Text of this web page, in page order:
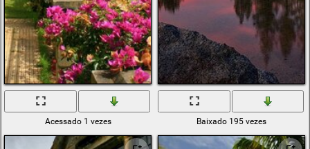
Acessado 1 vezes Baixado 195 vezes